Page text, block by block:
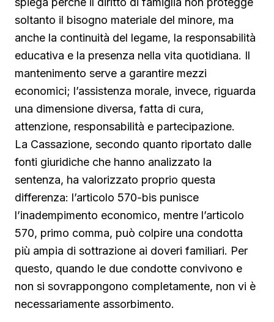
soltanto il bisogno materiale del minore, ma
anche la continuità del legame, la responsabilità
educativa e la presenza nella vita quotidiana. Il
mantenimento serve a garantire mezzi
economici; l’assistenza morale, invece, riguarda
una dimensione diversa, fatta di cura,
attenzione, responsabilità e partecipazione.
La Cassazione, secondo quanto riportato dalle
fonti giuridiche che hanno analizzato la
sentenza, ha valorizzato proprio questa
differenza: l’articolo 570-bis punisce
l’inadempimento economico, mentre l’articolo
570, primo comma, può colpire una condotta
più ampia di sottrazione ai doveri familiari. Per
questo, quando le due condotte convivono e
non si sovrappongono completamente, non vi è
necessariamente assorbimento.